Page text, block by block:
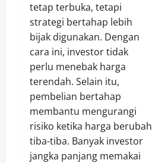
tetap terbuka, tetapi
strategi bertahap lebih
bijak digunakan. Dengan
cara ini, investor tidak
perlu menebak harga
terendah. Selain itu,
pembelian bertahap
membantu mengurangi
risiko ketika harga berubah
tiba-tiba. Banyak investor
jangka panjang memakai